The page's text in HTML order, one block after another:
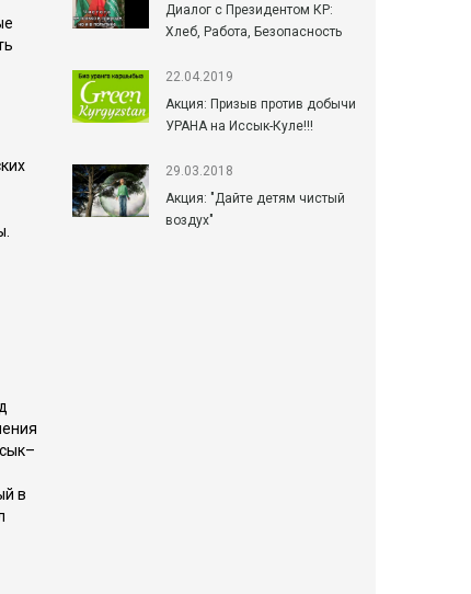
в
Диалог с Президентом КР:
Хлеб, Работа, Безопасность
22.04.2019
Акция: Призыв против добычи
УРАНА на Иссык-Куле!!!
29.03.2018
Акция: "Дайте детям чистый
воздух"